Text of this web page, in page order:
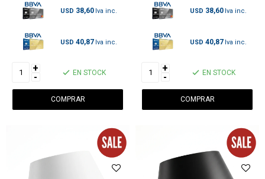
USD 38,60
USD 40,87
+
- EN STOCK
USD 38,60
USD 40,87
+
- EN STOCK